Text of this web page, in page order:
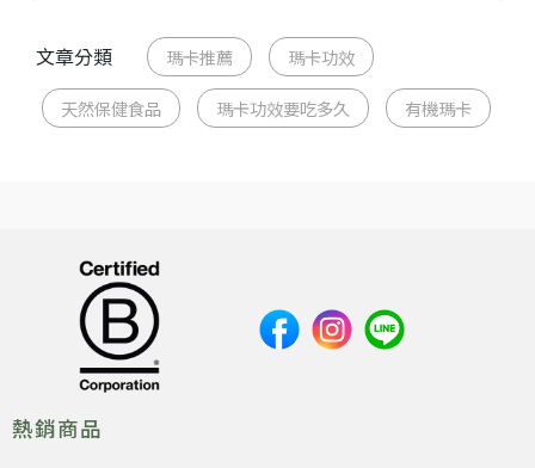
文章分類 瑪卡推薦 瑪卡功效
天然保健食品 瑪卡功效要吃多久 有機瑪卡
熱銷商品